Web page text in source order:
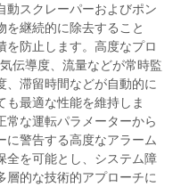
動スクレーパーおよびポン
を継続的に除去すること
を防止します。高度なプロ
伝導度、流量などが常時監
、滞留時間などが自動的に
最適な性能を維持しま
常な運転パラメーターから
に警告する高度なアラーム
全を可能とし、システム障
層的な技術的アプローチに